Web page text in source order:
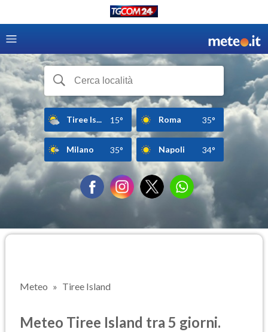
Tiree Is... 15° Roma 35°
Milano 35° Napoli 34°
Meteo Tiree Island
Meteo Tiree Island tra 5 giorni.